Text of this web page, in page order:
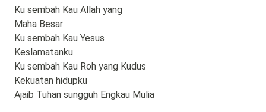
Ku sembah Kau Allah yang
Maha Besar
Ku sembah Kau Yesus
Keslamatanku
Ku sembah Kau Roh yang Kudus
Kekuatan hidupku
Ajaib Tuhan sungguh Engkau Mulia